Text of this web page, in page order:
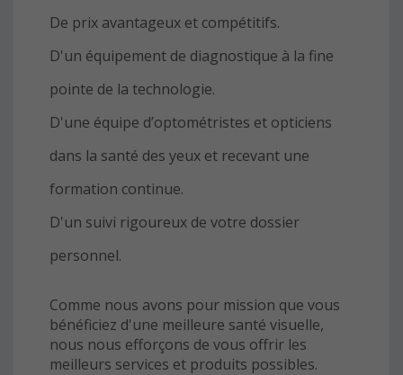
De prix avantageux et compétitifs.
D'un équipement de diagnostique à la fine
pointe de la technologie.
D'une équipe d’optométristes et opticiens
dans la santé des yeux et recevant une
formation continue.
D'un suivi rigoureux de votre dossier
personnel.
Comme nous avons pour mission que vous
bénéficiez d'une meilleure santé visuelle,
nous nous efforçons de vous offrir les
meilleurs services et produits possibles.